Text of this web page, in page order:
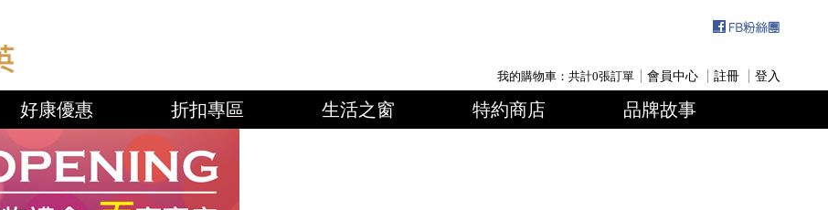
我的購物車：共計0張訂單 會員中心 註冊 登入
好康優惠 折扣專區 生活之窗 特約商店 品牌故事